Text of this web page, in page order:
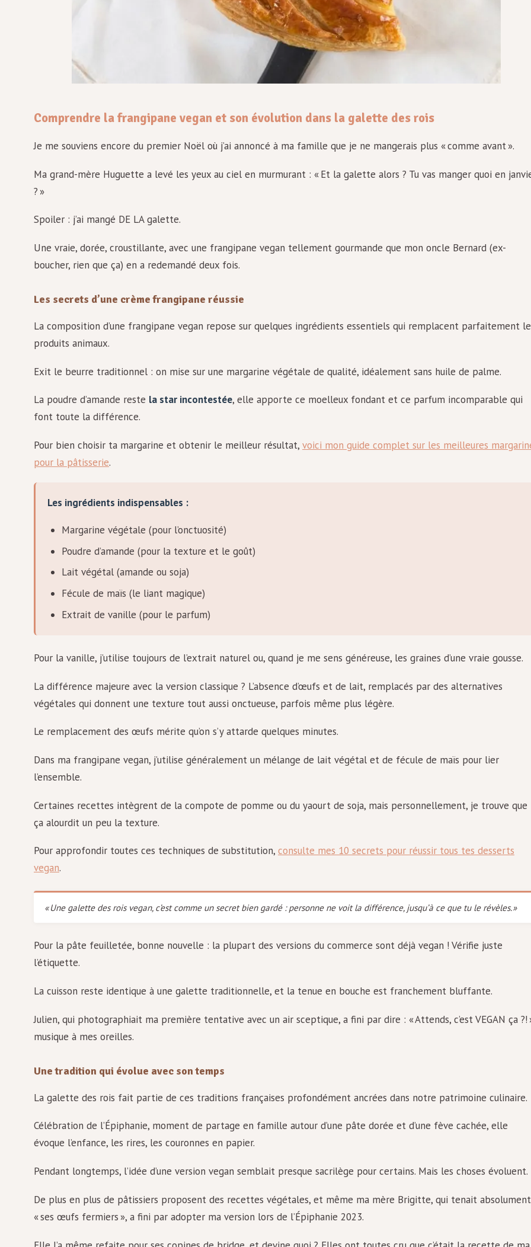
Comprendre la frangipane vegan et son évolution dans la galette des rois
Je me souviens encore du premier Noël où j’ai annoncé à ma famille que je ne mangerais plus « comme avant ».
Ma grand-mère Huguette a levé les yeux au ciel en murmurant : « Et la galette alors ? Tu vas manger quoi en
? »
Spoiler : j’ai mangé DE LA galette.
Une vraie, dorée, croustillante, avec une frangipane vegan tellement gourmande que mon oncle Bernard (ex-
boucher, rien que ça) en a redemandé deux fois.
Les secrets d’une crème frangipane réussie
La composition d’une frangipane vegan repose sur quelques ingrédients essentiels qui remplacent parfaitement
produits animaux.
Exit le beurre traditionnel : on mise sur une margarine végétale de qualité, idéalement sans huile de palme.
La poudre d’amande reste la star incontestée, elle apporte ce moelleux fondant et ce parfum incomparable qui
font toute la différence.
Pour bien choisir ta margarine et obtenir le meilleur résultat, voici mon guide complet sur les meilleures
pour la pâtisserie.
Les ingrédients indispensables :
Margarine végétale (pour l’onctuosité)
Poudre d’amande (pour la texture et le goût)
Lait végétal (amande ou soja)
Fécule de maïs (le liant magique)
Extrait de vanille (pour le parfum)
Pour la vanille, j’utilise toujours de l’extrait naturel ou, quand je me sens généreuse, les graines d’une vraie gousse.
La différence majeure avec la version classique ? L’absence d’œufs et de lait, remplacés par des alternatives
végétales qui donnent une texture tout aussi onctueuse, parfois même plus légère.
Le remplacement des œufs mérite qu’on s’y attarde quelques minutes.
Dans ma frangipane vegan, j’utilise généralement un mélange de lait végétal et de fécule de maïs pour lier
l’ensemble.
Certaines recettes intègrent de la compote de pomme ou du yaourt de soja, mais personnellement, je trouve que
ça alourdit un peu la texture.
Pour approfondir toutes ces techniques de substitution, consulte mes 10 secrets pour réussir tous tes desserts
vegan.
« Une galette des rois vegan, c’est comme un secret bien gardé : personne ne voit la différence, jusqu’à ce que tu le révèles. »
Pour la pâte feuilletée, bonne nouvelle : la plupart des versions du commerce sont déjà vegan ! Vérifie juste
l’étiquette.
La cuisson reste identique à une galette traditionnelle, et la tenue en bouche est franchement bluffante.
Julien, qui photographiait ma première tentative avec un air sceptique, a fini par dire : « Attends, c’est VEGAN ça ?!
musique à mes oreilles.
Une tradition qui évolue avec son temps
La galette des rois fait partie de ces traditions françaises profondément ancrées dans notre patrimoine culinaire.
Célébration de l’Épiphanie, moment de partage en famille autour d’une pâte dorée et d’une fève cachée, elle
évoque l’enfance, les rires, les couronnes en papier.
Pendant longtemps, l’idée d’une version vegan semblait presque sacrilège pour certains. Mais les choses évoluent.
De plus en plus de pâtissiers proposent des recettes végétales, et même ma mère Brigitte, qui tenait
« ses œufs fermiers », a fini par adopter ma version lors de l’Épiphanie 2023.